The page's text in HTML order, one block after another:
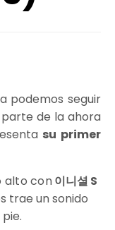
podemos seguir
de la ahora
su primer
alto con이니셜 S
trae un sonido